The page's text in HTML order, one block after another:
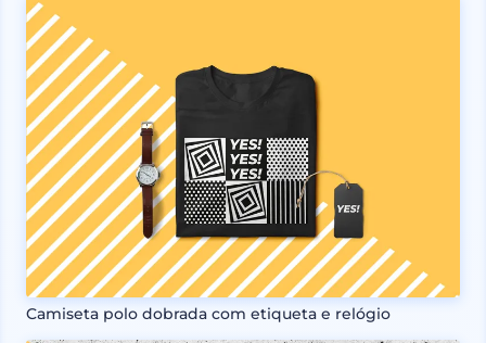
Camiseta polo dobrada com etiqueta e relógio